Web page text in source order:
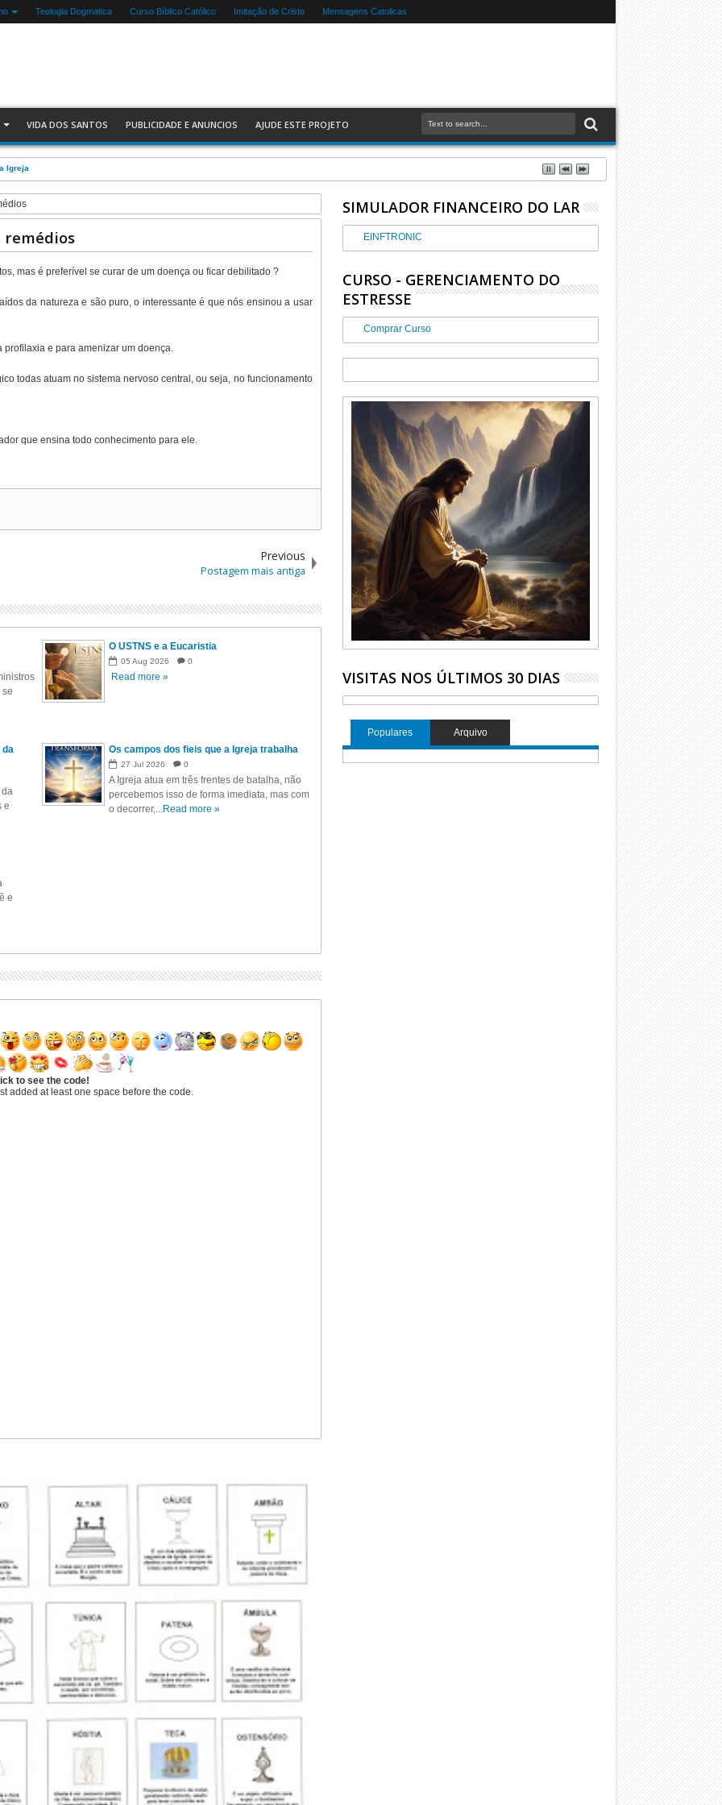
Teologia Dogmatica Curso Bíblico Católico Imitação de Cristo Mensagens Catolicas
VIDA DOS SANTOS PUBLICIDADE E ANUNCIOS AJUDE ESTE PROJETO
Igreja
remédios
mas é preferível se curar de um doença ou ficar debilitado ?
da natureza e são puro, o interessante é que nós ensinou a usar
profilaxia e para amenizar um doença.
todas atuam no sistema nervoso central, ou seja, no funcionamento
que ensina todo conhecimento para ele.
Previous
Postagem mais antiga
O USTNS e a Eucaristia
05 Aug 2026 0
Read more »
da
da
e
Os campos dos fieis que a Igreja trabalha
27 Jul 2026 0
A Igreja atua em três frentes de batalha, não
percebemos isso de forma imediata, mas com
o decorrer,...Read more »
e
to see the code!
added at least one space before the code.
SIMULADOR FINANCEIRO DO LAR
EINFTRONIC
CURSO - GERENCIAMENTO DO
ESTRESSE
Comprar Curso
VISITAS NOS ÚLTIMOS 30 DIAS
Populares Arquivo